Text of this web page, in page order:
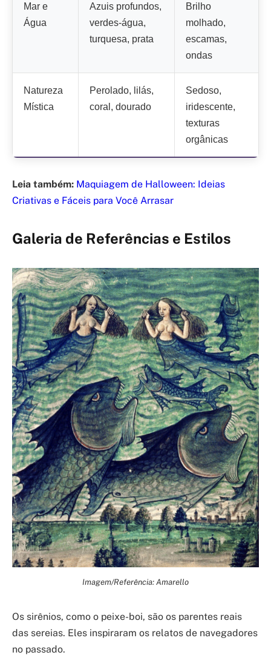
Mar e
Água
Azuis profundos,
verdes-água,
turquesa, prata
Brilho
molhado,
escamas,
ondas
Natureza
Mística
Perolado, lilás,
coral, dourado
Sedoso,
iridescente,
texturas
orgânicas
Leia também: Maquiagem de Halloween: Ideias
Criativas e Fáceis para Você Arrasar
Galeria de Referências e Estilos
Imagem/Referência: Amarello
Os sirênios, como o peixe-boi, são os parentes reais
das sereias. Eles inspiraram os relatos de navegadores
no passado.